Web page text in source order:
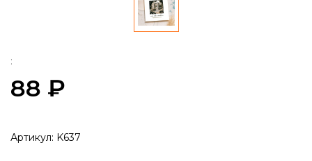
:
88 ₽
Артикул: K637